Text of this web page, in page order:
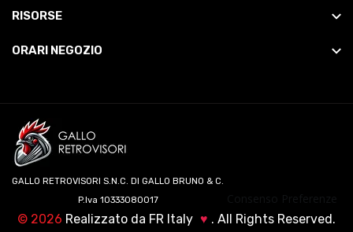
RISORSE
ORARI NEGOZIO
GALLO RETROVISORI S.N.C. DI GALLO BRUNO & C.
P.Iva 10333080017
© 2026 Realizzato da FR Italy ♥ . All Rights Reserved.